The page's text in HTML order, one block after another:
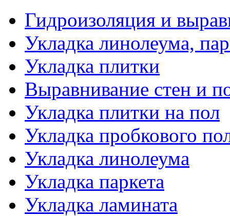
Гидроизоляция и
Укладка линолеума,
Укладка плитки
Выравнивание стен и
Укладка плитки на пол
Укладка пробкового
Укладка линолеума
Укладка паркета
Укладка ламината